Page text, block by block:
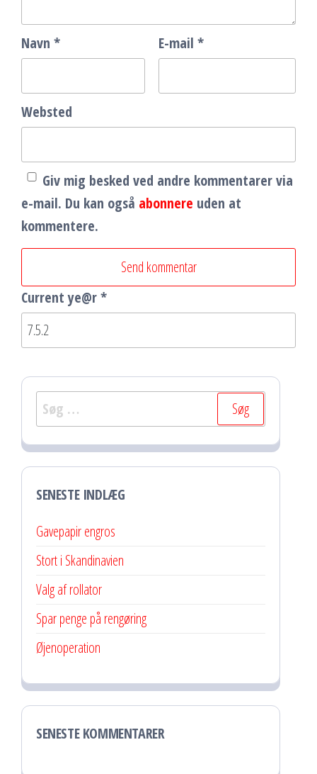
Navn * E-mail *
Websted
Giv mig besked ved andre kommentarer via
e-mail. Du kan også abonnere uden at
kommentere.
Current ye@r*
Søg
efter:
SENESTE INDLÆG
Gavepapir engros
Stort i Skandinavien
Valg af rollator
Spar penge på rengøring
Øjenoperation
SENESTE KOMMENTARER